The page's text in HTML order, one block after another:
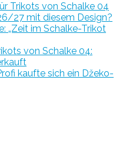
Trikots von Schalke 04
27 mit diesem Design?
„Zeit im Schalke-Trikot
von Schalke 04:
kaufte sich ein Džeko-